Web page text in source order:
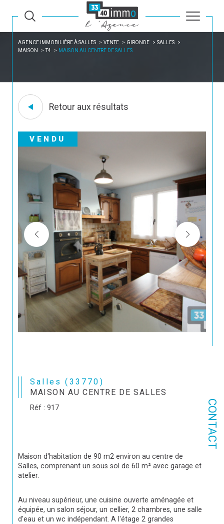
CONTACT
AGENCE IMMOBILIÈRE À SALLES VENTE GIRONDE
SALLES
MAISON
T4 MAISON AU CENTRE DE SALLES
Retour aux résultats
VENDU
Salles (33770)
MAISON AU CENTRE DE SALLES
Réf : 917
Maison d'habitation de 90 m2 environ au centre de
Salles, comprenant un sous sol de 60 m² avec garage et
atelier.
Au niveau supérieur, une cuisine ouverte aménagée et
équipée, un salon séjour, un cellier, 2 chambres, une salle
d'eau et un wc indépendant. A l'étage 2 grandes